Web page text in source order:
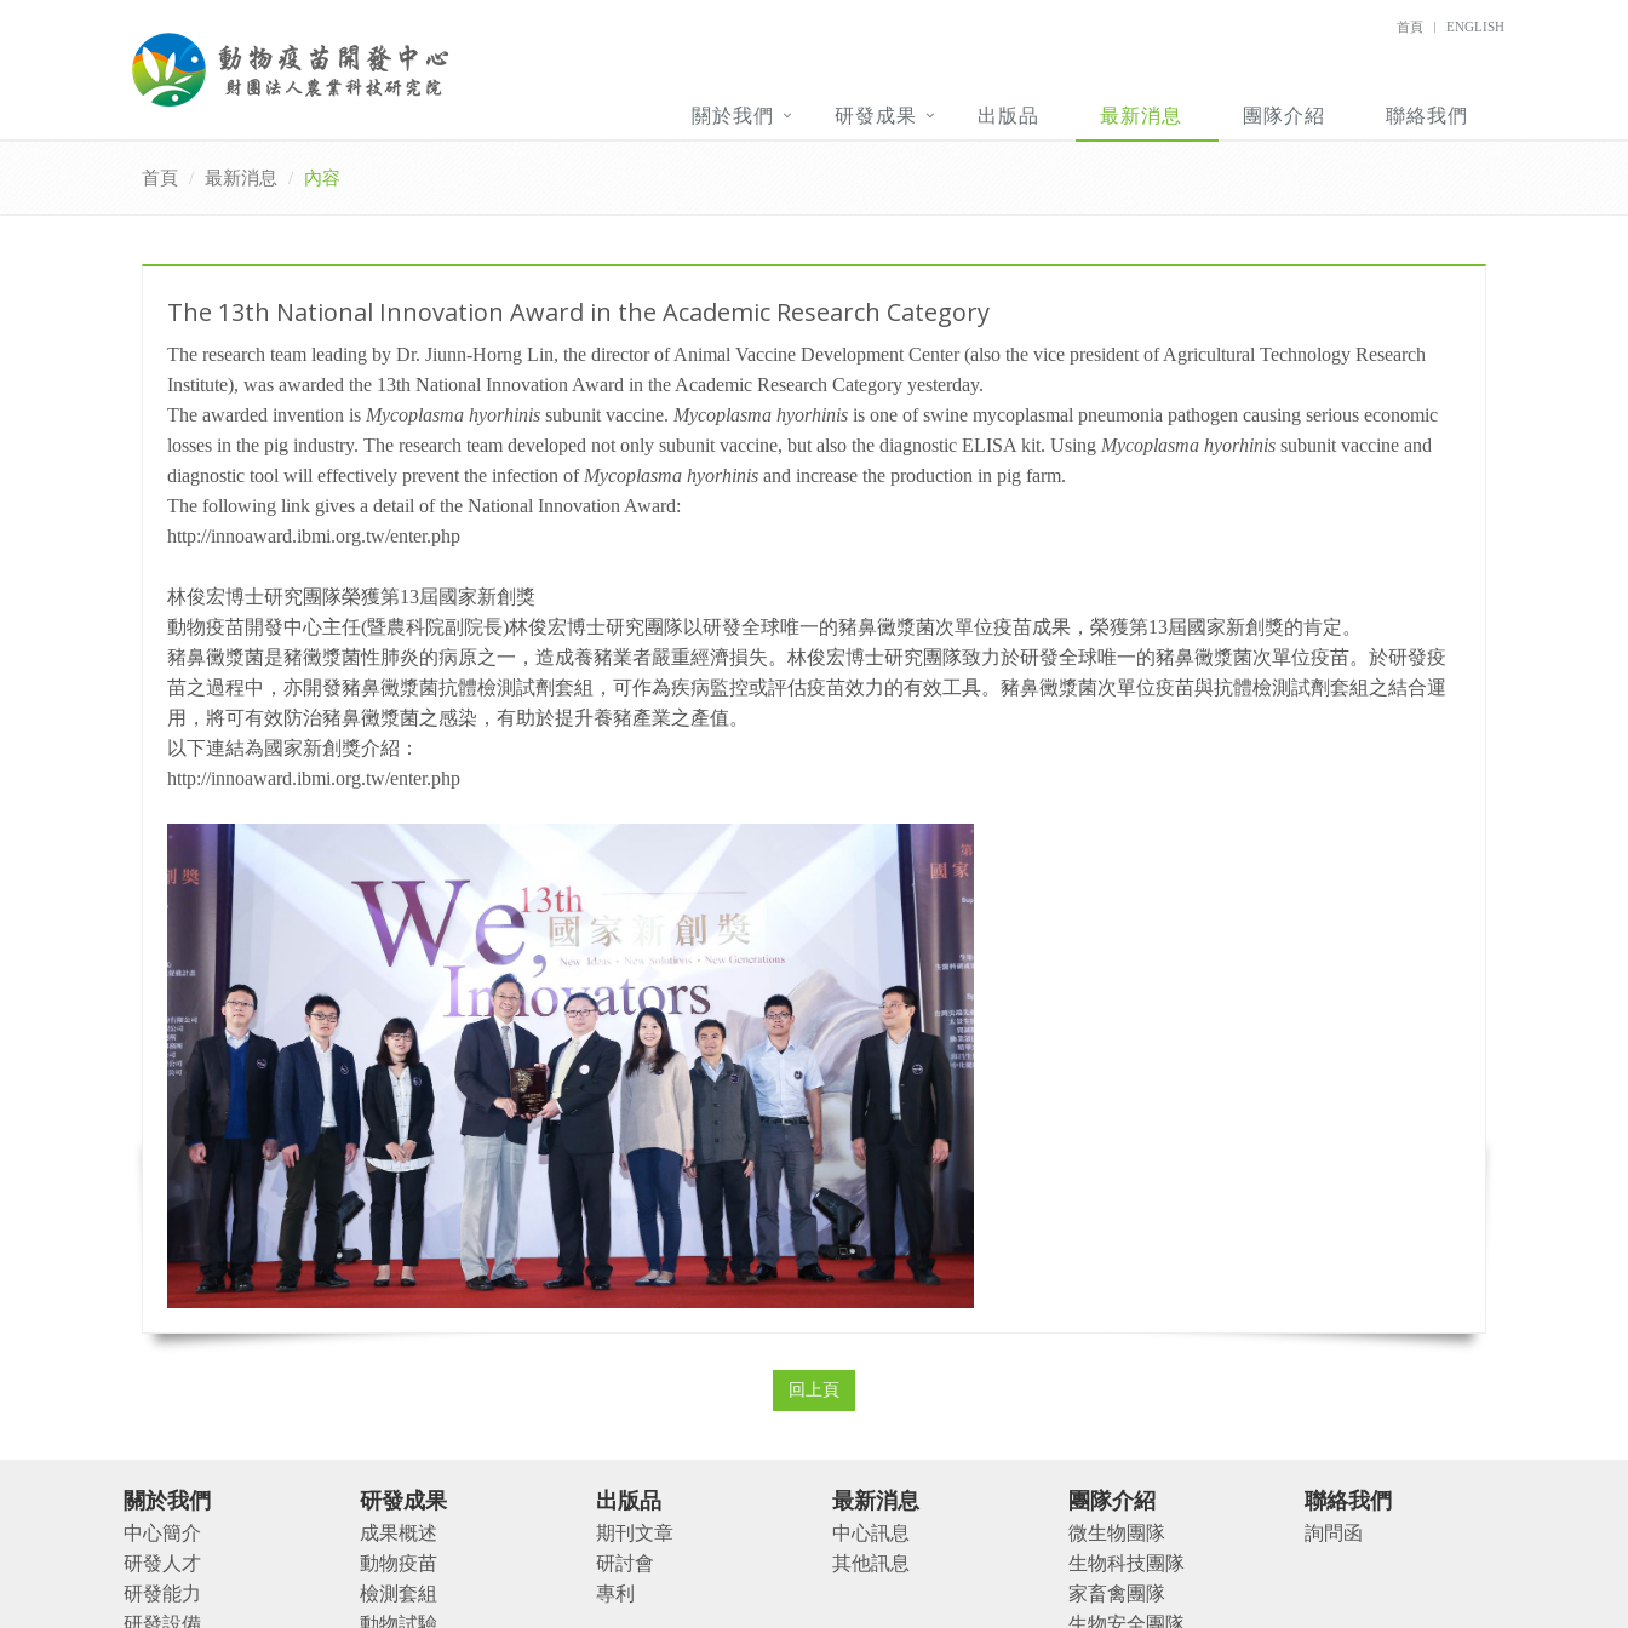
首頁 ENGLISH
關於我們 研發成果 出版品 最新消息 團隊介紹 聯絡我們
首頁 最新消息 內容
The 13th National Innovation Award in the Academic Research Category
The research team leading by Dr. Jiunn-Horng Lin, the director of Animal Vaccine Development Center (also the vice president of Agricultural Technology Research
Institute), was awarded the 13th National Innovation Award in the Academic Research Category yesterday.
The awarded invention is Mycoplasma hyorhinis subunit vaccine. Mycoplasma hyorhinis is one of swine mycoplasmal pneumonia pathogen causing serious economic
losses in the pig industry. The research team developed not only subunit vaccine, but also the diagnostic ELISA kit. Using Mycoplasma hyorhinis subunit vaccine and
diagnostic tool will effectively prevent the infection of Mycoplasma hyorhinis and increase the production in pig farm.
The following link gives a detail of the National Innovation Award:
http://innoaward.ibmi.org.tw/enter.php
林俊宏博士研究團隊榮獲第13屆國家新創獎
動物疫苗開發中心主任(暨農科院副院長)林俊宏博士研究團隊以研發全球唯一的豬鼻黴漿菌次單位疫苗成果，榮獲第13屆國家新創獎的肯定。
豬鼻黴漿菌是豬黴漿菌性肺炎的病原之一，造成養豬業者嚴重經濟損失。林俊宏博士研究團隊致力於研發全球唯一的豬鼻黴漿菌次單位疫苗。於研發疫
苗之過程中，亦開發豬鼻黴漿菌抗體檢測試劑套組，可作為疾病監控或評估疫苗效力的有效工具。豬鼻黴漿菌次單位疫苗與抗體檢測試劑套組之結合運
用，將可有效防治豬鼻黴漿菌之感染，有助於提升養豬產業之產值。
以下連結為國家新創獎介紹：
http://innoaward.ibmi.org.tw/enter.php
回上頁
關於我們
中心簡介
研發人才
研發能力
研發設備
研發成果
成果概述
動物疫苗
檢測套組
動物試驗
出版品
期刊文章
研討會
專利
最新消息
中心訊息
其他訊息
團隊介紹
微生物團隊
生物科技團隊
家畜禽團隊
生物安全團隊
聯絡我們
詢問函